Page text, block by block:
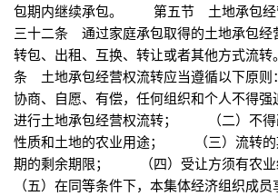
包期内继续承包。 第五节 土地承包
三十二条 通过家庭承包取得的土地承包经
转包、出租、互换、转让或者其他方式
条 土地承包经营权流转应当遵循以下
协商、自愿、有偿，任何组织和个人不得强
进行土地承包经营权流转； （二）不得
性质和土地的农业用途； （三）流转的
期的剩余期限； （四）受让方须有农
（五）在同等条件下，本集体经济组织